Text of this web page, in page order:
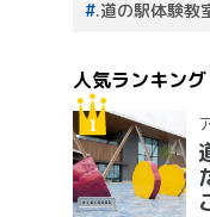
.道の駅体験教
人気ランキング